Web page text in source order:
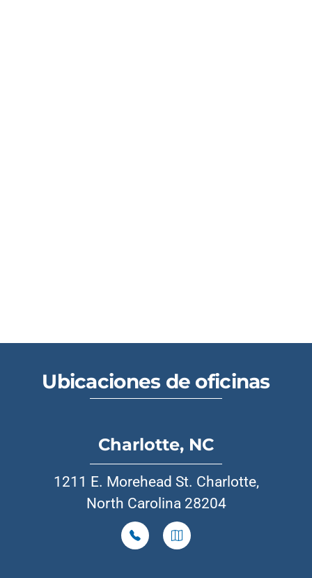
Ubicaciones de oficinas
Charlotte, NC
1211 E. Morehead St. Charlotte,
North Carolina 28204